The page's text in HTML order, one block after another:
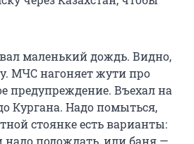
маленький дождь. Видно,
МЧС нагоняет жути про
предупреждение. Въехал на
Кургана. Надо помыться,
стоянке есть варианты:
надо подождать, или баня —